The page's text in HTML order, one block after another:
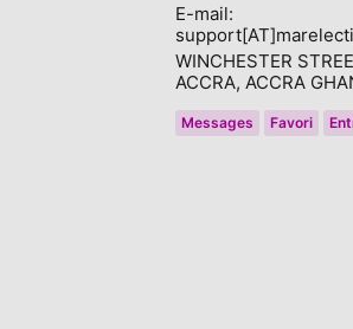
E-mail:
WINCHESTER
ACCRA, ACCRA
Messages Favori